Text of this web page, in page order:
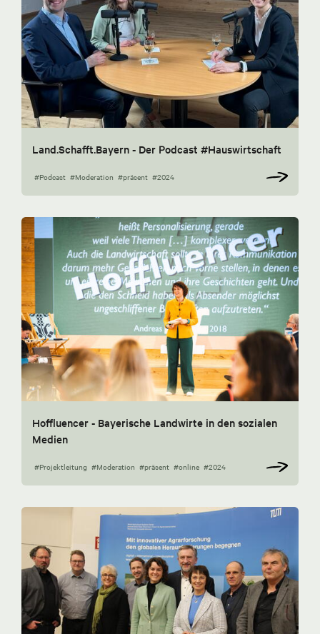
Land.Schafft.Bayern - Der Podcast #Hauswirtschaft
#Podcast #Moderation #präsent #2024
Hoffluencer - Bayerische Landwirte in den sozialen
Medien
#Projektleitung #Moderation #präsent #online #2024